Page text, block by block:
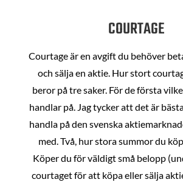
COURTAGE
Courtage är en avgift du behöver
och sälja en aktie. Hur stort
beror på tre saker. För de första
handlar på. Jag tycker att det är
handla på den svenska
med. Två, hur stora summor du
Köper du för väldigt små belopp
courtaget för att köpa eller sälja